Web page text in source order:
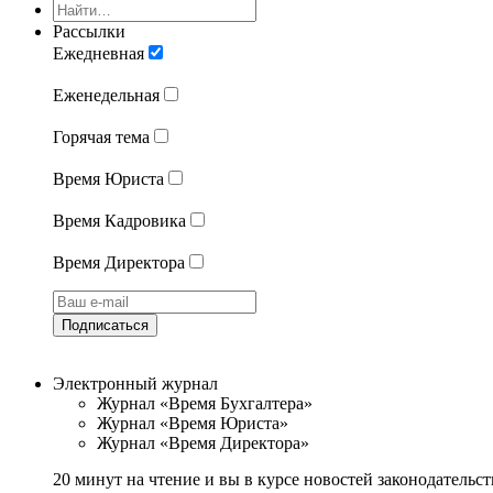
Рассылки
Ежедневная
Еженедельная
Горячая тема
Время Юриста
Время Кадровика
Время Директора
Подписаться
Электронный журнал
Журнал «Время Бухгалтера»
Журнал «Время Юриста»
Журнал «Время Директора»
20 минут на чтение и вы в курсе новостей